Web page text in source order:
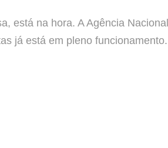
está na hora. A Agência
já está em pleno funcionamento.